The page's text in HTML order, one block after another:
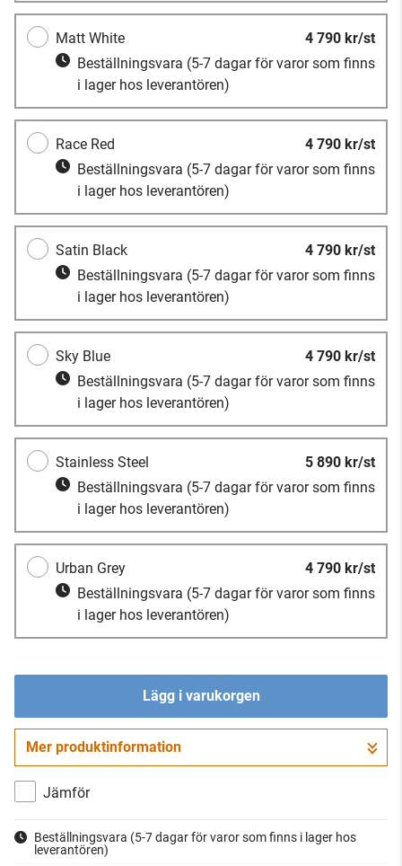
Matt White
4 790 kr/st
Beställningsvara (5-7 dagar för varor som finns
i lager hos leverantören)
Race Red
4 790 kr/st
Beställningsvara (5-7 dagar för varor som finns
i lager hos leverantören)
Satin Black
4 790 kr/st
Beställningsvara (5-7 dagar för varor som finns
i lager hos leverantören)
Sky Blue
4 790 kr/st
Beställningsvara (5-7 dagar för varor som finns
i lager hos leverantören)
Stainless Steel
5 890 kr/st
Beställningsvara (5-7 dagar för varor som finns
i lager hos leverantören)
Urban Grey
4 790 kr/st
Beställningsvara (5-7 dagar för varor som finns
i lager hos leverantören)
Lägg i varukorgen
Gå till kassan
Mer produktinformation
Jämför
Beställningsvara (5-7 dagar för varor som finns i lager hos
leverantören)